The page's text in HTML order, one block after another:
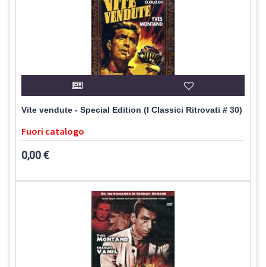
Vite vendute - Special Edition (I Classici Ritrovati # 30)
Fuori catalogo
0,00 €